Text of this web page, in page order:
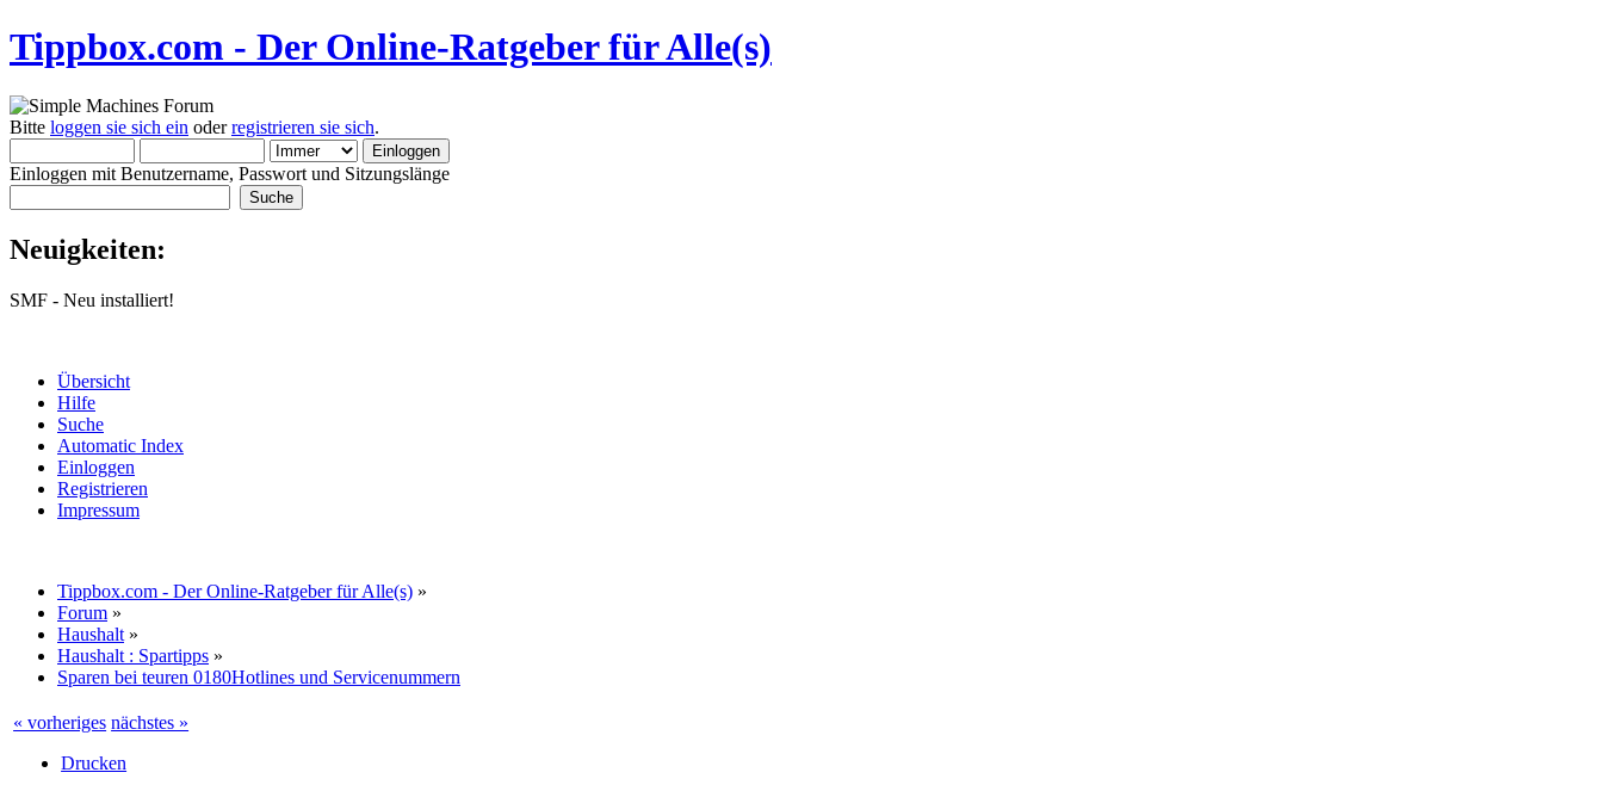
Tippbox.com - Der Online-Ratgeber für Alle(s)
Bitte loggen sie sich ein oderregistrieren sie sich.
Einloggen mit Benutzername, Passwort und Sitzungslänge
Neuigkeiten:
SMF - Neu installiert!
Übersicht
Hilfe
Suche
Automatic Index
Einloggen
Registrieren
Impressum
Tippbox.com - Der Online-Ratgeber für Alle(s) »
Forum »
Haushalt »
Haushalt : Spartipps »
Sparen bei teuren 0180Hotlines und Servicenummern
« vorheriges nächstes »
Drucken